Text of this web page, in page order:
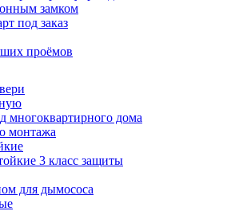
замком
под заказ
проёмов
многоквартирного дома
монтажа
3 класс защиты
для дымососа